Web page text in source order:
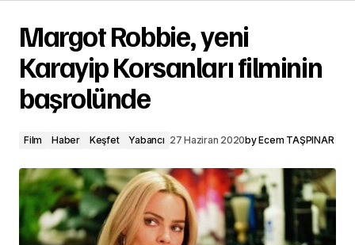
Margot Robbie, yeni
Karayip Korsanları filminin
başrolünde
Film Haber Keşfet Yabancı 27 Haziran 2020byEcem TAŞPINAR